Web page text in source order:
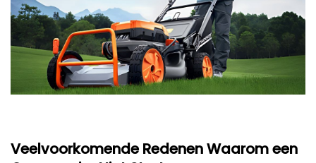
Veelvoorkomende Redenen Waarom een